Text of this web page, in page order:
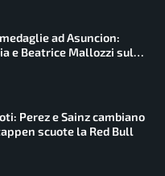
ad Asuncion:
e Beatrice Mallozzi sul
Perez e Sainz cambiano
scuote la Red Bull